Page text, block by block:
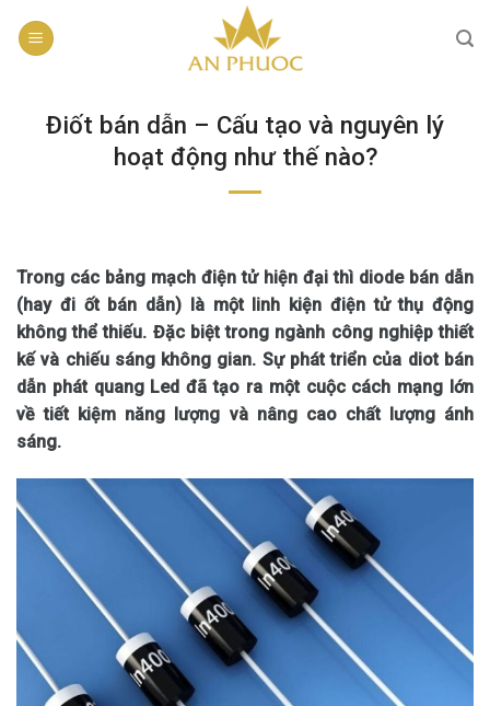
Điốt bán dẫn – Cấu tạo và nguyên lý
hoạt động như thế nào?
Trong các bảng mạch điện tử hiện đại thì diode bán dẫn
(hay đi ốt bán dẫn) là một linh kiện điện tử thụ động
không thể thiếu. Đặc biệt trong ngành công nghiệp thiết
kế và chiếu sáng không gian. Sự phát triển của diot bán
dẫn phát quang Led đã tạo ra một cuộc cách mạng lớn
về tiết kiệm năng lượng và nâng cao chất lượng ánh
sáng.